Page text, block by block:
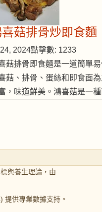
菇排骨炒即食麵
2024點擊數: 1233
菇排骨即食麵是一道簡單
菇、排骨、蛋絲和即食面
，味道鮮美。鴻喜菇是一
與養生理論，由
提供專業數據支持。